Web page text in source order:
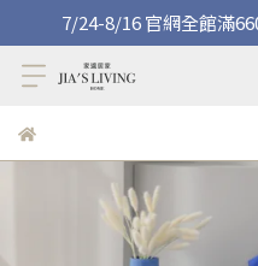
7/24-8/16 官網全館滿